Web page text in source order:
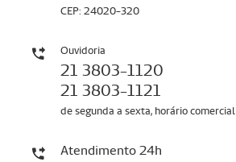
CEP: 24020-320
Ouvidoria
21 3803-1120
21 3803-1121
de segunda a sexta, horário comercial
Atendimento 24h